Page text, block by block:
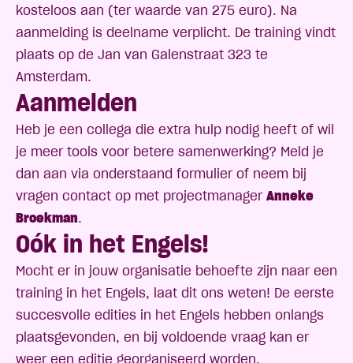
kosteloos aan (ter waarde van 275 euro). Na
aanmelding is deelname verplicht. De training vindt
plaats op de Jan van Galenstraat 323 te
Amsterdam.
Aanmelden
Heb je een collega die extra hulp nodig heeft of wil
je meer tools voor betere samenwerking? Meld je
dan aan via onderstaand formulier of neem bij
vragen contact op met projectmanagerAnneke
Broekman.
Oók in het Engels!
Mocht er in jouw organisatie behoefte zijn naar een
training in het Engels, laat dit ons weten! De eerste
succesvolle edities in het Engels hebben onlangs
plaatsgevonden, en bij voldoende vraag kan er
weer een editie georganiseerd worden.